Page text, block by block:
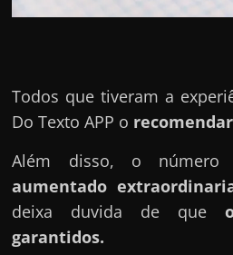
Todos que tiveram a
Do Texto APP o
Além disso, o número
aumentado
deixa duvida de que
garantidos.